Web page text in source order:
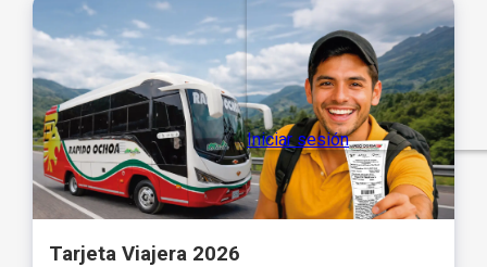
Tarjeta Viajera 2026